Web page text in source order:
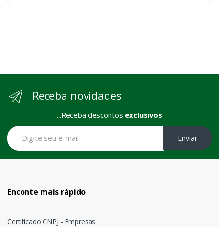
Receba novidades
...Receba descontos exclusivos
Enviar
Enconte mais rápido
Certificado CNPJ - Empresas